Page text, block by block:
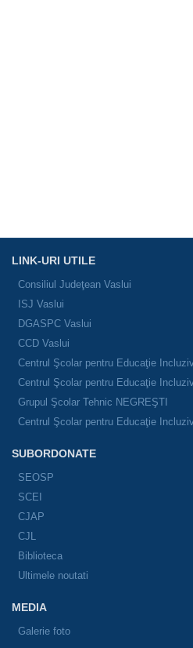
LINK-URI UTILE
Consiliul Judeţean Vaslui
ISJ Vaslui
DGASPC Vaslui
CCD Vaslui
Centrul Şcolar pentru Educaţie
Centrul Şcolar pentru Educaţie
Grupul Şcolar Tehnic NEGREŞTI
Centrul Şcolar pentru Educaţie
SUBORDONATE
SEOSP
SCEI
CJAP
CJL
Biblioteca
Ultimele noutati
MEDIA
Galerie foto